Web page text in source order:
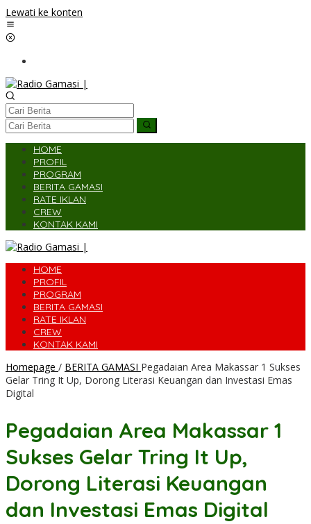
Lewati ke konten
HOME
PROFIL
PROGRAM
BERITA GAMASI
RATE IKLAN
CREW
KONTAK KAMI
HOME
PROFIL
PROGRAM
BERITA GAMASI
RATE IKLAN
CREW
KONTAK KAMI
Homepage / BERITA GAMASI Pegadaian Area Makassar 1 Sukses
Gelar Tring It Up, Dorong Literasi Keuangan dan Investasi Emas
Digital
Pegadaian Area Makassar 1
Sukses Gelar Tring It Up,
Dorong Literasi Keuangan
dan Investasi Emas Digital